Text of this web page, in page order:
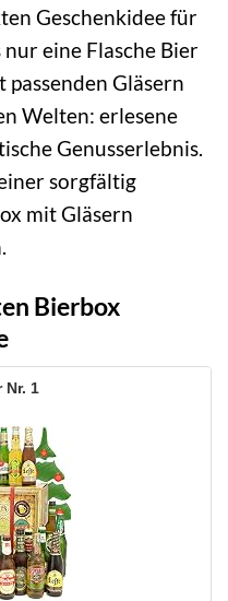
Geschenkidee für
eine Flasche Bier
Gläsern
Welten: erlesene
Genusserlebnis.
sorgfältig
mit Gläsern
Bierbox
1